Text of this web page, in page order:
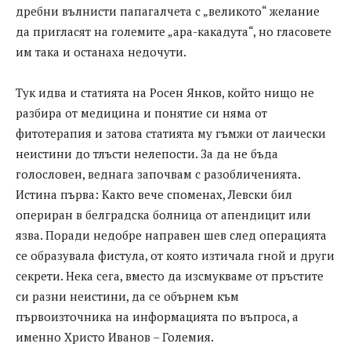
дребни вълнисти папагалчета с „великото“ желание
да пригласят на големите „ара-какадута“, но гласовете
им така и останаха недочути.
Тук идва и статията на Росен Янков, който нищо не
разбира от медицина и понятие си няма от
фитотерапия и затова статията му гъмжи от лаически
неистини до тлъсти нелепости. За да не бъда
голословен, веднага започвам с разобличенията.
Истина първа: Както вече споменах, Левски бил
опериран в белградска болница от апендицит или
язва. Поради недобре направен шев след операцията
се образувала фистула, от която изтичала гной и други
секрети. Нека сега, вместо да изсмукваме от пръстите
си разни неистини, да се обърнем към
първоизточника на информацията по въпроса, а
именно Христо Иванов – Големия.